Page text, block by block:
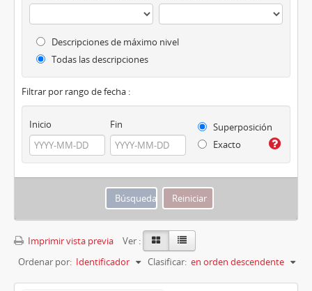
Descripciones de máximo nivel
Todas las descripciones
Filtrar por rango de fecha :
Inicio Fin
Superposición
Exacto
Imprimir vista previa
Ver :
Ordenar por: Identificador Clasificar: en orden descendente